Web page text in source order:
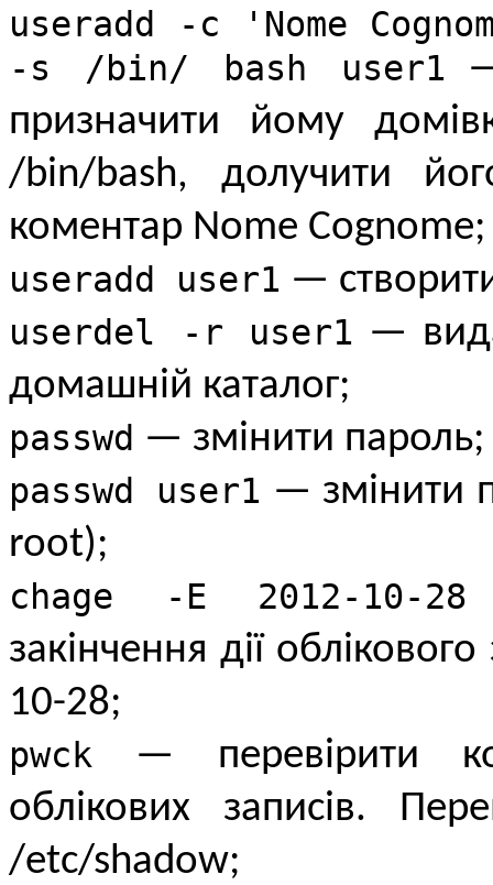
useradd -c 'Nome
-s /bin/ bash user1
призначити йому
/bin/bash, долучити
коментар Nome Cognome;
useradd user1 —
userdel -r user1 —
домашній каталог;
passwd — змінити пароль;
passwd user1 — змінити
root);
chage -E 2012-10-
закінчення дії
10-28;
pwck — перевірити
облікових записів.
/etc/shadow;